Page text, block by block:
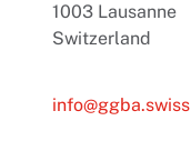
1003 Lausanne
Switzerland
info@ggba.swiss